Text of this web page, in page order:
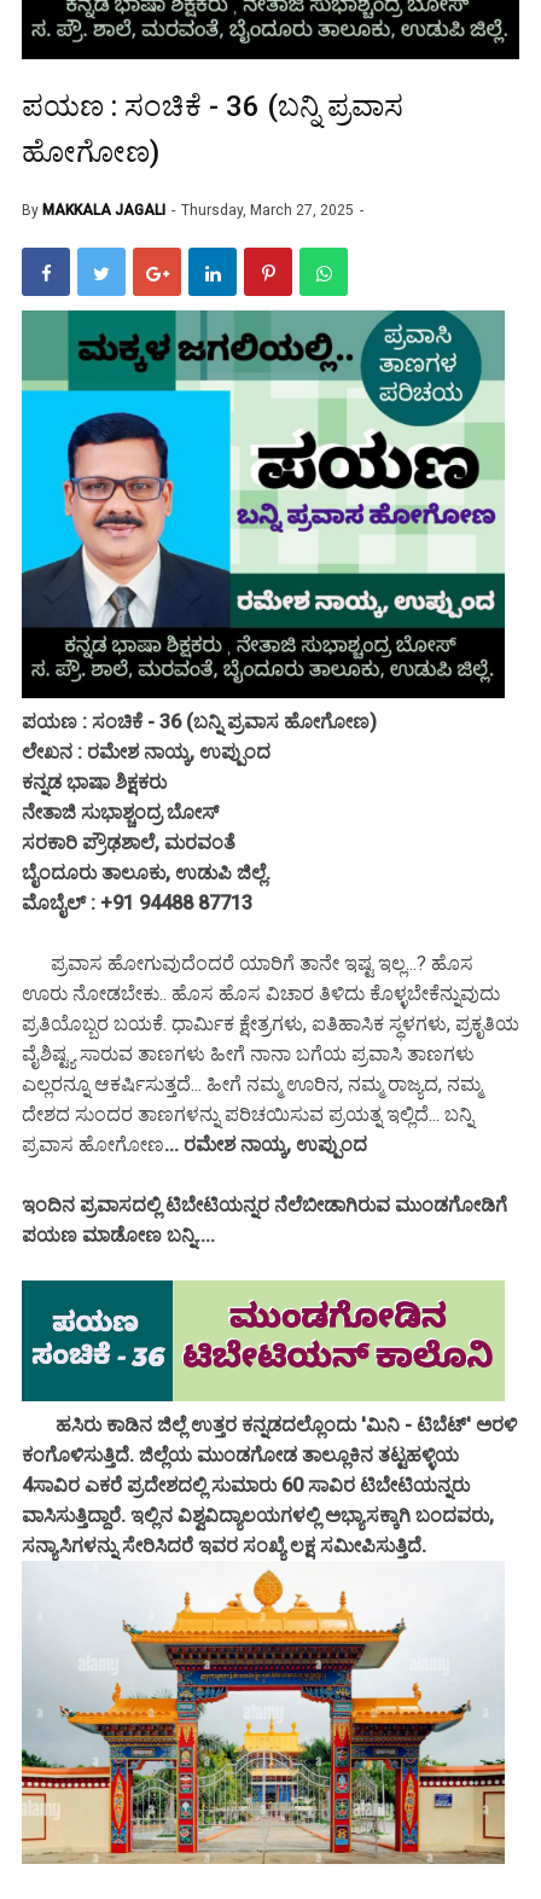
ಪಯಣ : ಸಂಚಿಕೆ - 36 (ಬನ್ನಿ ಪ್ರವಾಸ
ಹೋಗೋಣ)
By MAKKALA JAGALI Thursday, March 27, 2025
ಪಯಣ : ಸಂಚಿಕೆ - 36 (ಬನ್ನಿ ಪ್ರವಾಸ ಹೋಗೋಣ)
ಲೇಖನ : ರಮೇಶ ನಾಯ್ಕ, ಉಪ್ಪುಂದ
ಕನ್ನಡ ಭಾಷಾ ಶಿಕ್ಷಕರು
ನೇತಾಜಿ ಸುಭಾಶ್ಚಂದ್ರ ಬೋಸ್
ಸರಕಾರಿ ಪ್ರೌಢಶಾಲೆ, ಮರವಂತೆ
ಬೈಂದೂರು ತಾಲೂಕು, ಉಡುಪಿ ಜಿಲ್ಲೆ.
ಮೊಬೈಲ್ : +91 94488 87713
ಪ್ರವಾಸ ಹೋಗುವುದೆಂದರೆ ಯಾರಿಗೆ ತಾನೇ ಇಷ್ಟ ಇಲ್ಲ...? ಹೊಸ
ಊರು ನೋಡಬೇಕು.. ಹೊಸ ಹೊಸ ವಿಚಾರ ತಿಳಿದು ಕೊಳ್ಳಬೇಕೆನ್ನುವುದು
ಪ್ರತಿಯೊಬ್ಬರ ಬಯಕೆ. ಧಾರ್ಮಿಕ ಕ್ಷೇತ್ರಗಳು, ಐತಿಹಾಸಿಕ ಸ್ಥಳಗಳು, ಪ್ರಕೃತಿಯ
ವೈಶಿಷ್ಟ್ಯ ಸಾರುವ ತಾಣಗಳು ಹೀಗೆ ನಾನಾ ಬಗೆಯ ಪ್ರವಾಸಿ ತಾಣಗಳು
ಎಲ್ಲರನ್ನೂ ಆಕರ್ಷಿಸುತ್ತದೆ... ಹೀಗೆ ನಮ್ಮ ಊರಿನ, ನಮ್ಮ ರಾಜ್ಯದ, ನಮ್ಮ
ದೇಶದ ಸುಂದರ ತಾಣಗಳನ್ನು ಪರಿಚಯಿಸುವ ಪ್ರಯತ್ನ ಇಲ್ಲಿದೆ... ಬನ್ನಿ
ಪ್ರವಾಸ ಹೋಗೋಣ... ರಮೇಶ ನಾಯ್ಕ, ಉಪ್ಪುಂದ
ಇಂದಿನ ಪ್ರವಾಸದಲ್ಲಿ ಟಿಬೇಟಿಯನ್ನರ ನೆಲೆಬೀಡಾಗಿರುವ ಮುಂಡಗೋಡಿಗೆ
ಪಯಣ ಮಾಡೋಣ ಬನ್ನಿ....
ಹಸಿರು ಕಾಡಿನ ಜಿಲ್ಲೆ ಉತ್ತರ ಕನ್ನಡದಲ್ಲೊಂದು 'ಮಿನಿ - ಟಿಬೆಟ್' ಅರಳಿ
ಕಂಗೊಳಿಸುತ್ತಿದೆ. ಜಿಲ್ಲೆಯ ಮುಂಡಗೋಡ ತಾಲ್ಲೂಕಿನ ತಟ್ಟಹಳ್ಳಿಯ
4ಸಾವಿರ ಎಕರೆ ಪ್ರದೇಶದಲ್ಲಿ ಸುಮಾರು 60 ಸಾವಿರ ಟಿಬೇಟಿಯನ್ನರು
ವಾಸಿಸುತ್ತಿದ್ದಾರೆ. ಇಲ್ಲಿನ ವಿಶ್ವವಿದ್ಯಾಲಯಗಳಲ್ಲಿ ಅಭ್ಯಾಸಕ್ಕಾಗಿ ಬಂದವರು,
ಸನ್ಯಾಸಿಗಳನ್ನು ಸೇರಿಸಿದರೆ ಇವರ ಸಂಖ್ಯೆ ಲಕ್ಷ ಸಮೀಪಿಸುತ್ತಿದೆ.